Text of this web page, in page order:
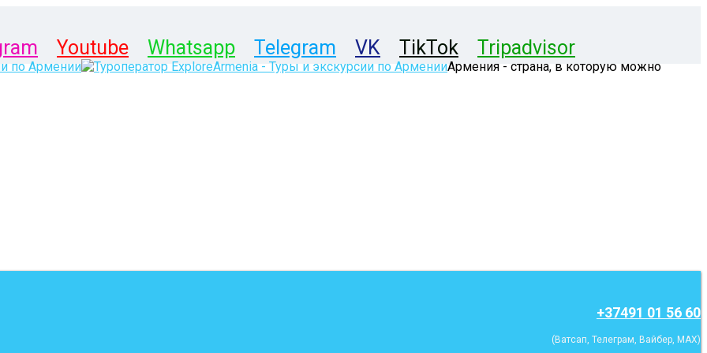
Youtube Whatsapp Telegram VK TikTok Tripadvisor
Армения - страна, в которую можно
+37491 01 56 60
(Ватсап, Телеграм, Вайбер, MAX)